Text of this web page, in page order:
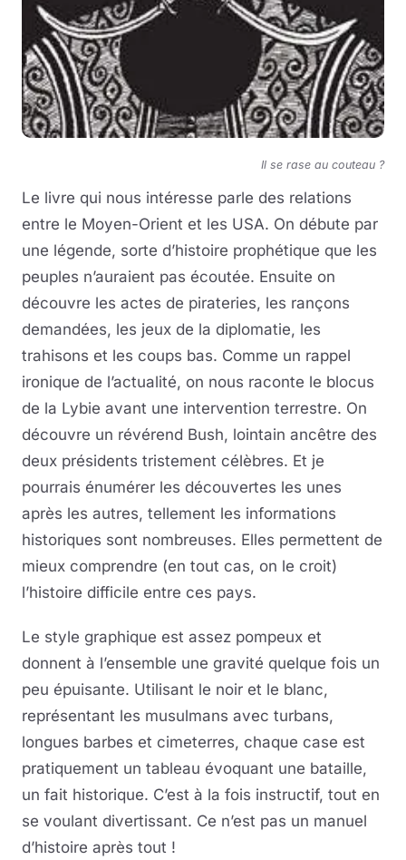
Il se rase au couteau ?
Le livre qui nous intéresse parle des relations
entre le Moyen-Orient et les USA. On débute par
une légende, sorte d’histoire prophétique que les
peuples n’auraient pas écoutée. Ensuite on
découvre les actes de pirateries, les rançons
demandées, les jeux de la diplomatie, les
trahisons et les coups bas. Comme un rappel
ironique de l’actualité, on nous raconte le blocus
de la Lybie avant une intervention terrestre. On
découvre un révérend Bush, lointain ancêtre des
deux présidents tristement célèbres. Et je
pourrais énumérer les découvertes les unes
après les autres, tellement les informations
historiques sont nombreuses. Elles permettent de
mieux comprendre (en tout cas, on le croit)
l’histoire difficile entre ces pays.
Le style graphique est assez pompeux et
donnent à l’ensemble une gravité quelque fois un
peu épuisante. Utilisant le noir et le blanc,
représentant les musulmans avec turbans,
longues barbes et cimeterres, chaque case est
pratiquement un tableau évoquant une bataille,
un fait historique. C’est à la fois instructif, tout en
se voulant divertissant. Ce n’est pas un manuel
d’histoire après tout !